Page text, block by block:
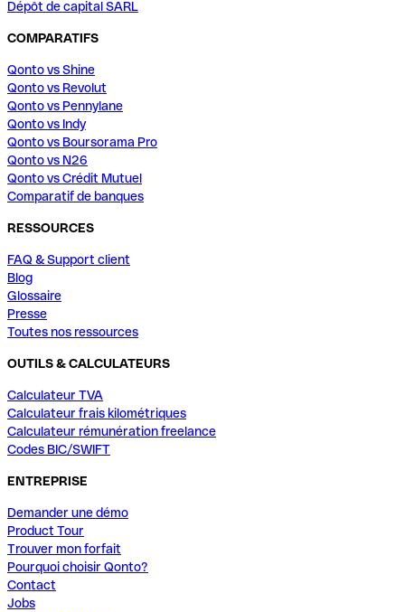
Dépôt de capital SARL
COMPARATIFS
Qonto vs Shine
Qonto vs Revolut
Qonto vs Pennylane
Qonto vs Indy
Qonto vs Boursorama Pro
Qonto vs N26
Qonto vs Crédit Mutuel
Comparatif de banques
RESSOURCES
FAQ & Support client
Blog
Glossaire
Presse
Toutes nos ressources
OUTILS & CALCULATEURS
Calculateur TVA
Calculateur frais kilométriques
Calculateur rémunération freelance
Codes BIC/SWIFT
ENTREPRISE
Demander une démo
Product Tour
Trouver mon forfait
Pourquoi choisir Qonto?
Contact
Jobs